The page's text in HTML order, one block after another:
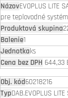
EVOPLUS LITE
pre teplovodné
1
ks
644,33
60218216
DAB.EVOPLUS LITE